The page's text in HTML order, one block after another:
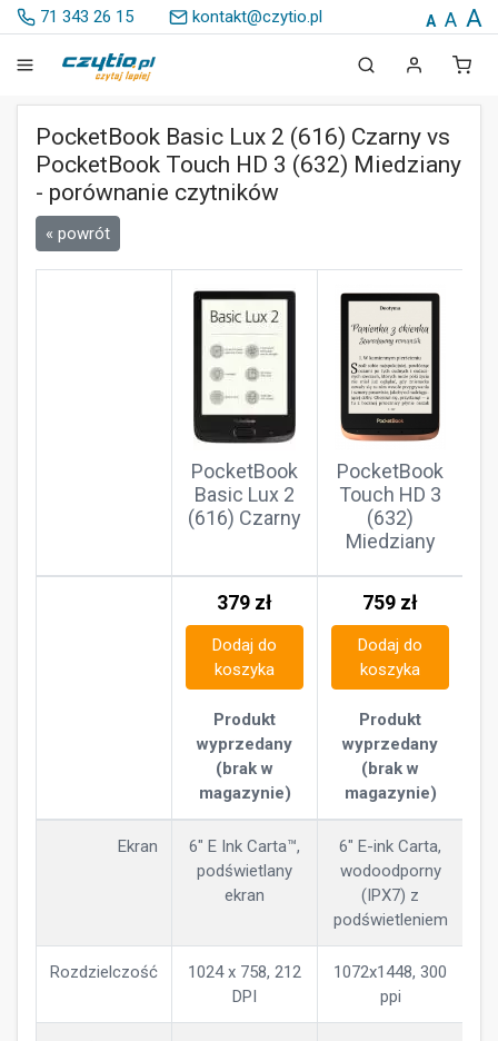
71 343 26 15 kontakt@czytio.pl A A A
PocketBook Basic Lux 2 (616) Czarny vs
PocketBook Touch HD 3 (632) Miedziany
- porównanie czytników
« powrót
PocketBook
Basic Lux 2
(616) Czarny
PocketBook
Touch HD 3
(632)
Miedziany
379 zł
Dodaj do
koszyka
Produkt
wyprzedany
(brak w
magazynie)
759 zł
Dodaj do
koszyka
Produkt
wyprzedany
(brak w
magazynie)
Ekran
6" E Ink Carta™,
podświetlany
ekran
6" E-ink Carta,
wodoodporny
(IPX7) z
podświetleniem
Rozdzielczość
1024 x 758, 212
DPI
1072x1448, 300
ppi